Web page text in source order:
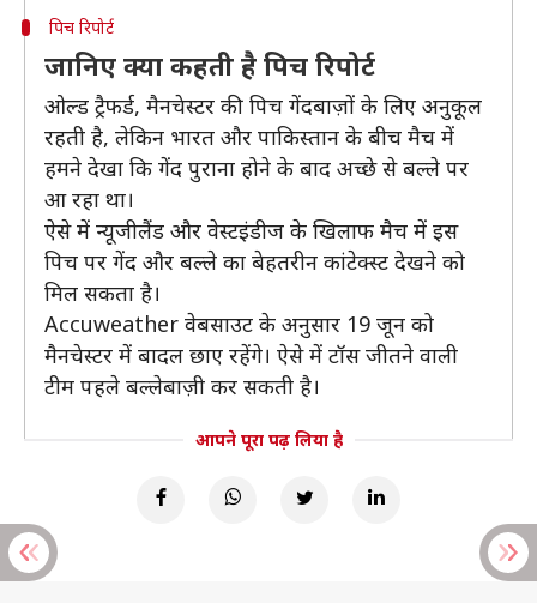
पिच रिपोर्ट
जानिए क्या कहती है पिच रिपोर्ट
ओल्ड ट्रैफर्ड, मैनचेस्टर की पिच गेंदबाज़ों के लिए अनुकूल
रहती है, लेकिन भारत और पाकिस्तान के बीच मैच में
हमने देखा कि गेंद पुराना होने के बाद अच्छे से बल्ले पर
आ रहा था।
ऐसे में न्यूजीलैंड और वेस्टइंडीज के खिलाफ मैच में इस
पिच पर गेंद और बल्ले का बेहतरीन कांटेक्स्ट देखने को
मिल सकता है।
Accuweather वेबसाउट के अनुसार 19 जून को
मैनचेस्टर में बादल छाए रहेंगे। ऐसे में टॉस जीतने वाली
टीम पहले बल्लेबाज़ी कर सकती है।
आपने पूरा पढ़ लिया है